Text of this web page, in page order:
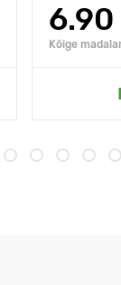
6.90
Kõige